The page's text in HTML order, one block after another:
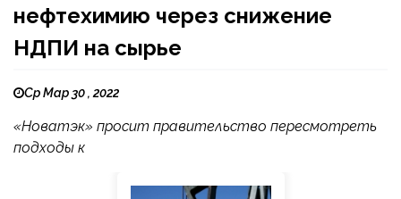
нефтехимию через снижение
НДПИ на сырье
Ср Мар 30 , 2022
«Новатэк» просит правительство пересмотреть
подходы к